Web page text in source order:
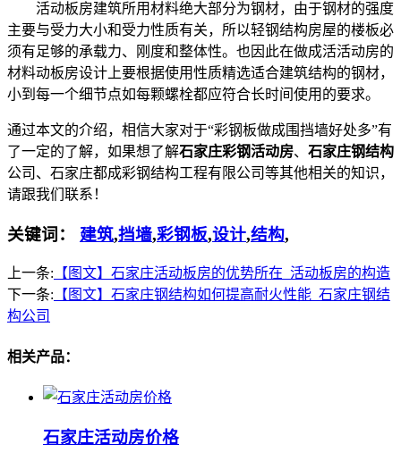
活动板房建筑所用材料绝大部分为钢材，由于钢材的强度
主要与受力大小和受力性质有关，所以轻钢结构房屋的楼板必
须有足够的承载力、刚度和整体性。也因此在做成活活动房的
材料动板房设计上要根据使用性质精选适合建筑结构的钢材，
小到每一个细节点如每颗螺栓都应符合长时间使用的要求。
通过本文的介绍，相信大家对于“彩钢板做成围挡墙好处多”有
了一定的了解，如果想了解石家庄彩钢活动房、 石家庄钢结构
公司、石家庄都成彩钢结构工程有限公司等其他相关的知识，
请跟我们联系！
关键词： 建筑,挡墙,彩钢板,设计,结构,
上一条: 【图文】石家庄活动板房的优势所在_活动板房的构造
下一条: 【图文】石家庄钢结构如何提高耐火性能_石家庄钢结
构公司
相关产品：
石家庄活动房价格